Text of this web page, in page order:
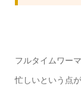
フルタイムワー
忙しいという点